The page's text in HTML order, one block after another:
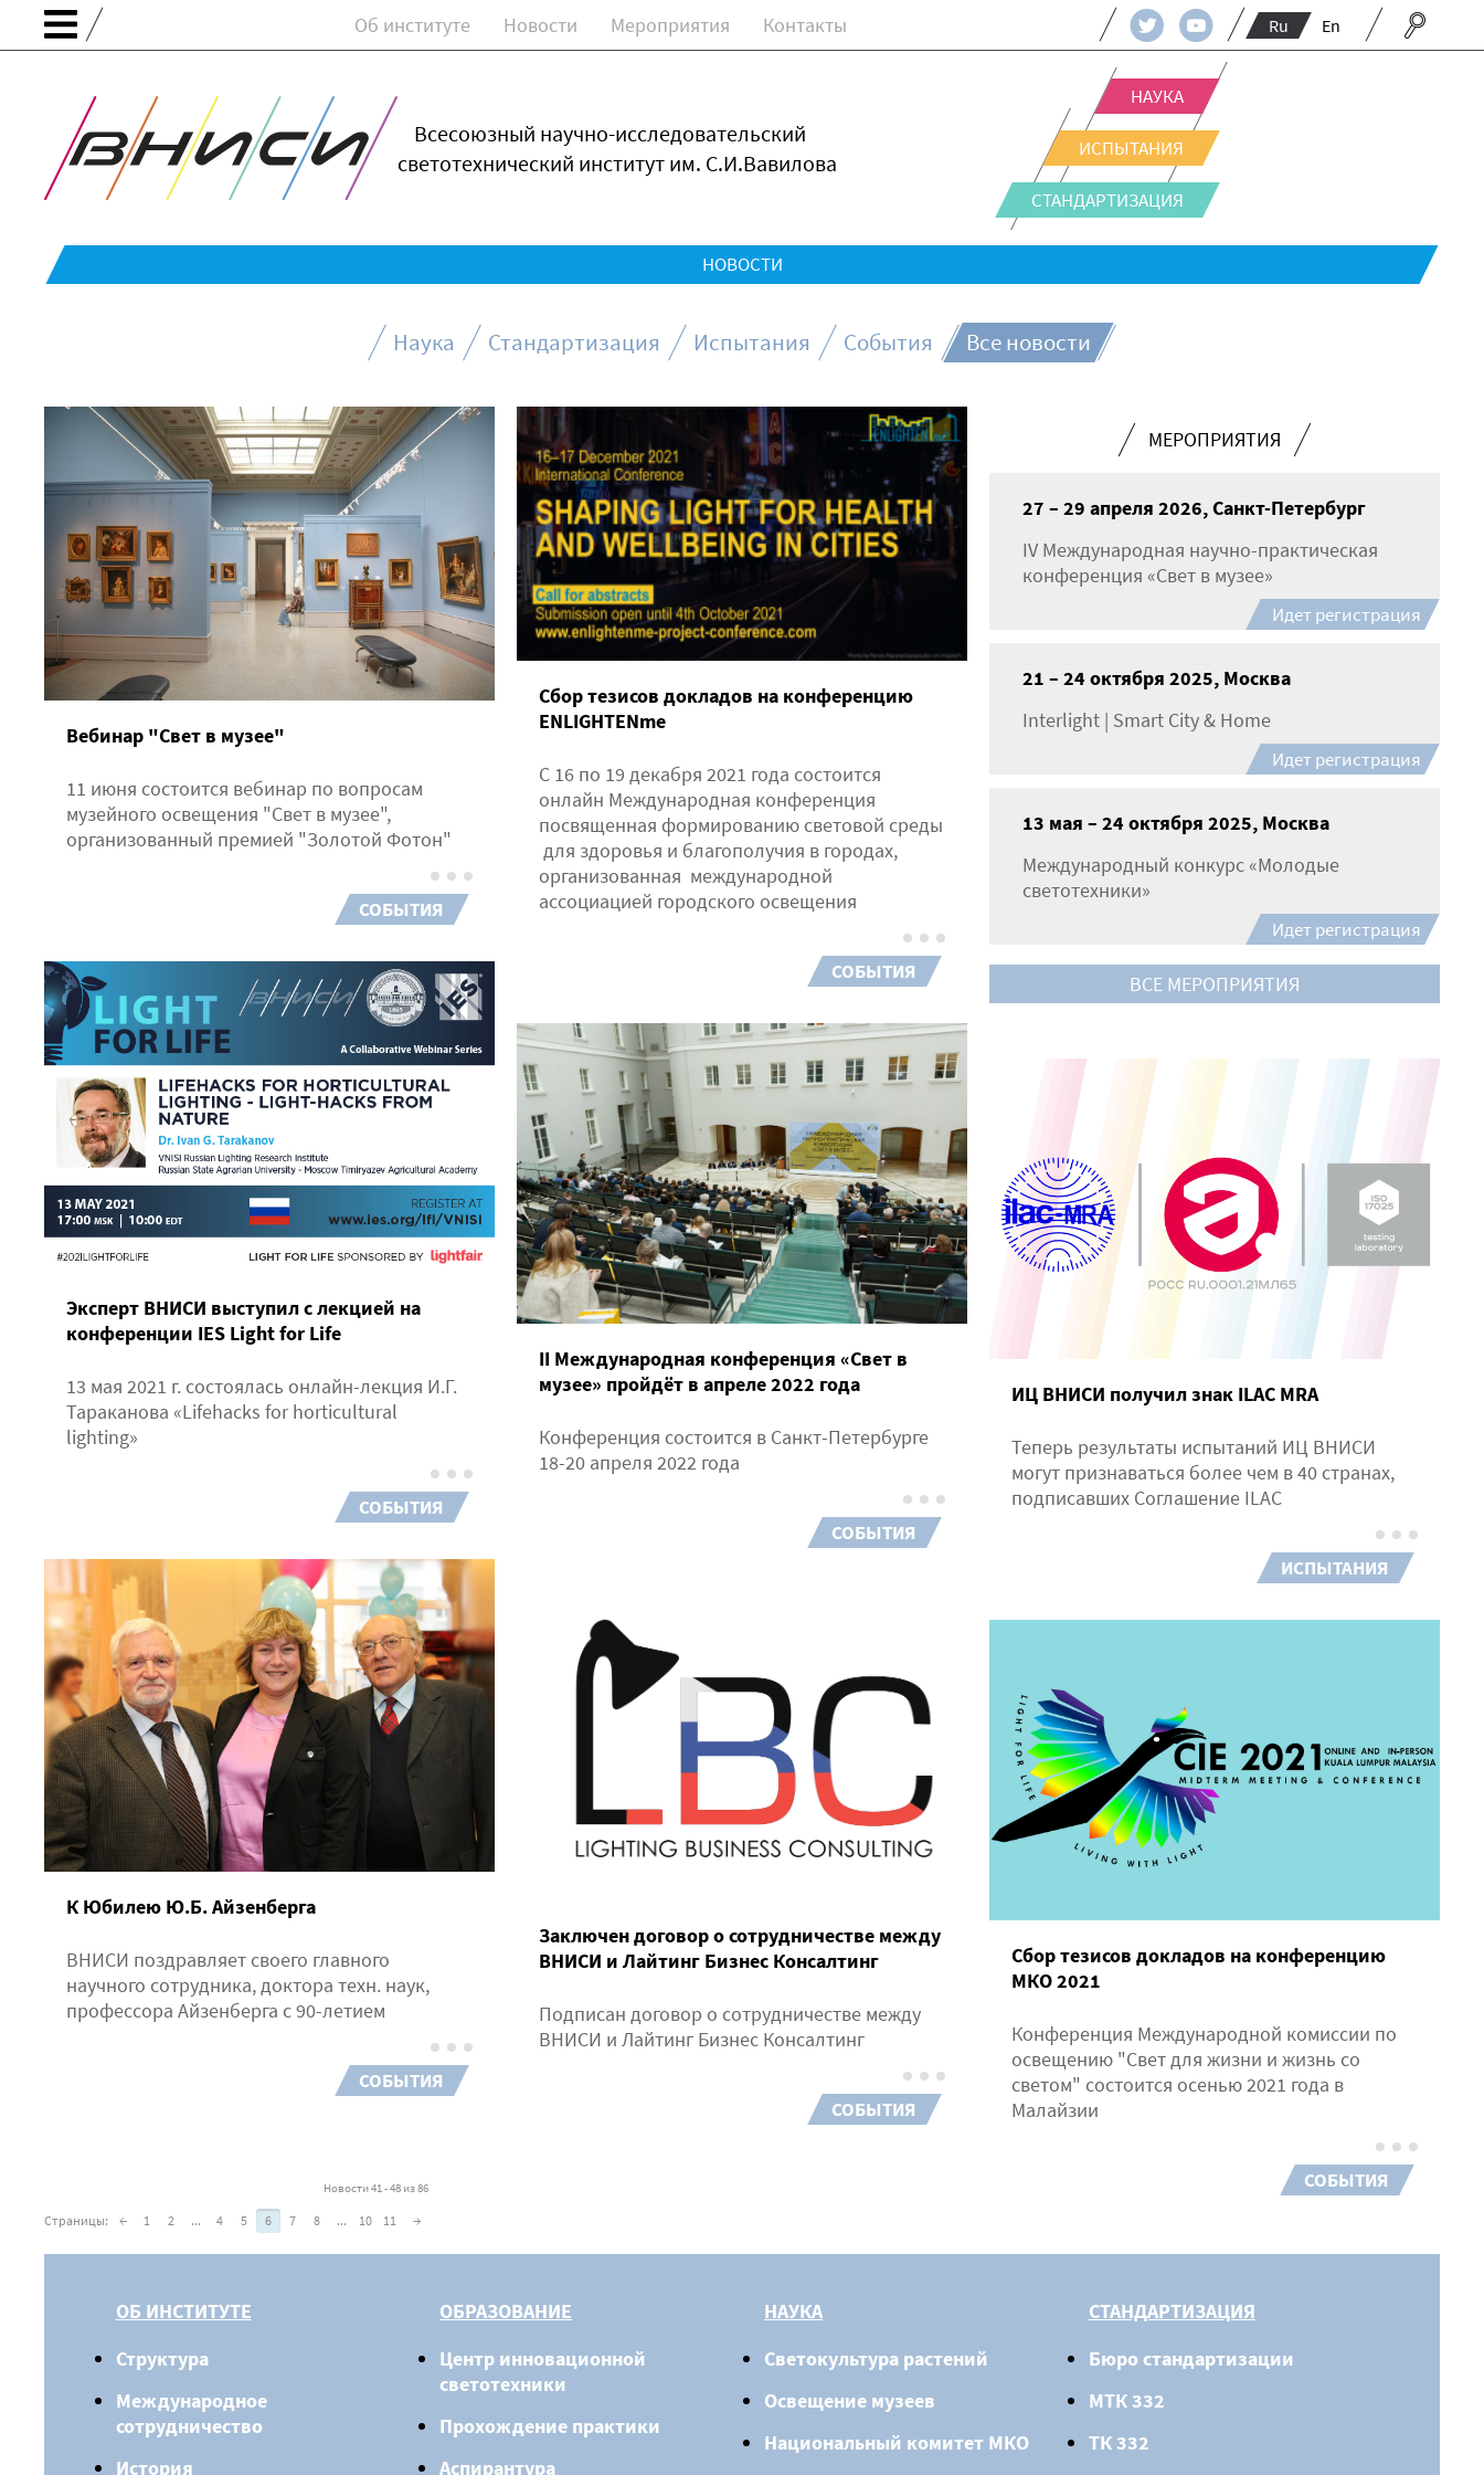
Об институте Новости Мероприятия Контакты Ru En
Всесоюзный научно-исследовательский
светотехнический институт им. С.И.Вавилова
НАУКА
ИСПЫТАНИЯ
СТАНДАРТИЗАЦИЯ
НОВОСТИ
Наука Стандартизация Испытания События Все новости
Вебинар "Свет в музее"
11 июня состоится вебинар по вопросам
музейного освещения "Свет в музее",
организованный премией "Золотой Фотон"
СОБЫТИЯ
Сбор тезисов докладов на конференцию
ENLIGHTENme
С 16 по 19 декабря 2021 года состоится
онлайн Международная конференция
посвященная формированию световой среды
для здоровья и благополучия в городах,
организованная международной
ассоциацией городского освещения
СОБЫТИЯ
Эксперт ВНИСИ выступил с лекцией на
конференции IES Light for Life
13 мая 2021 г. состоялась онлайн-лекция И.Г.
Тараканова «Lifehacks for horticultural
lighting»
СОБЫТИЯ
II Международная конференция «Свет в
музее» пройдёт в апреле 2022 года
Конференция состоится в Санкт-Петербурге
18-20 апреля 2022 года
СОБЫТИЯ
ИЦ ВНИСИ получил знак ILAC MRA
Теперь результаты испытаний ИЦ ВНИСИ
могут признаваться более чем в 40 странах,
подписавших Соглашение ILAC
ИСПЫТАНИЯ
К Юбилею Ю.Б. Айзенберга
ВНИСИ поздравляет своего главного
научного сотрудника, доктора техн. наук,
профессора Айзенберга с 90-летием
СОБЫТИЯ
Заключен договор о сотрудничестве между
ВНИСИ и Лайтинг Бизнес Консалтинг
Подписан договор о сотрудничестве между
ВНИСИ и Лайтинг Бизнес Консалтинг
СОБЫТИЯ
Сбор тезисов докладов на конференцию
МКО 2021
Конференция Международной комиссии по
освещению "Свет для жизни и жизнь со
светом" состоится осенью 2021 года в
Малайзии
СОБЫТИЯ
Новости 41 - 48 из 86
Страницы: ← 1 2 ... 4 5 6 7 8 ... 10 11 →
МЕРОПРИЯТИЯ
27 – 29 апреля 2026, Санкт-Петербург
IV Международная научно-практическая
конференция «Свет в музее»
Идет регистрация
21 – 24 октября 2025, Москва
Interlight | Smart City & Home
Идет регистрация
13 мая – 24 октября 2025, Москва
Международный конкурс «Молодые
светотехники»
Идет регистрация
ВСЕ МЕРОПРИЯТИЯ
ОБ ИНСТИТУТЕ
Структура
Международное
сотрудничество
История
ОБРАЗОВАНИЕ
Центр инновационной
светотехники
Прохождение практики
Аспирантура
НАУКА
Светокультура растений
Освещение музеев
Национальный комитет МКО
СТАНДАРТИЗАЦИЯ
Бюро стандартизации
МТК 332
ТК 332